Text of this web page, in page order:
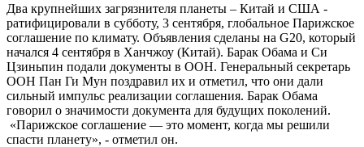
Два крупнейших загрязнителя планеты – Китай и США -
ратифицировали в субботу, 3 сентября, глобальное Парижское
соглашение по климату. Объявления сделаны на G20, который
начался 4 сентября в Ханчжоу (Китай). Барак Обама и Си
Цзиньпин подали документы в ООН. Генеральный секретарь
ООН Пан Ги Мун поздравил их и отметил, что они дали
сильный импульс реализации соглашения. Барак Обама
говорил о значимости документа для будущих поколений.
«Парижское соглашение — это момент, когда мы решили
спасти планету», - отметил он.